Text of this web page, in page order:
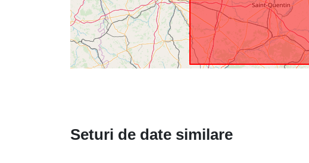
Seturi de date similare